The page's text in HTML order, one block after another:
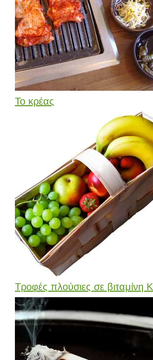
Το κρέας
Τροφές πλούσιες σε βιταμίνη Κ